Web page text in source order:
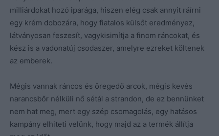
milliárdokat hozó iparága, hiszen elég csak annyit ráírni
egy krém dobozára, hogy fiatalos külsőt eredményez,
látványosan feszesít, vagykisimítja a finom ráncokat, és
kész is a vadonatúj csodaszer, amelyre ezreket költenek
az emberek.
Mégis vannak ráncos és öregedő arcok, mégis kevés
narancsbőr nélküli nő sétál a strandon, de ez bennünket
nem hat meg, mert egy szép csomagolás, egy hatásos
kampány elhiteti velünk, hogy majd az a termék állítja